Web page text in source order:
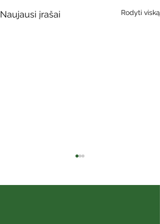
Naujausi įrašai Rodyti viską